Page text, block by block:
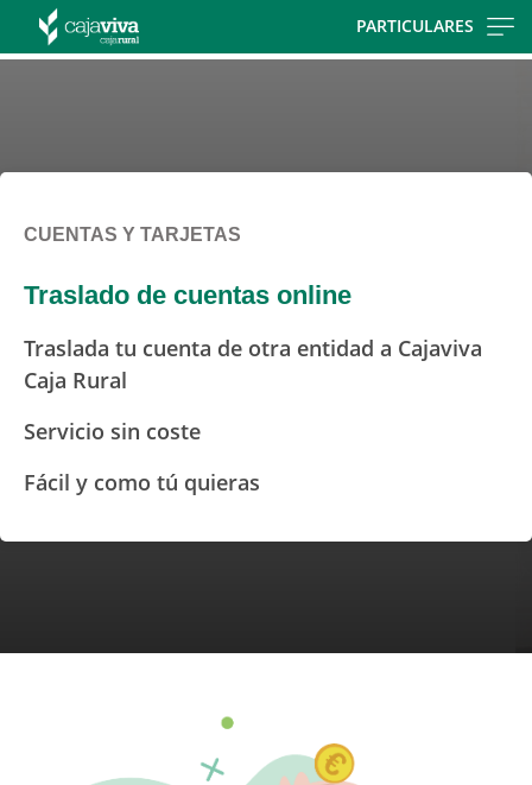
PARTICULARES
CUENTAS Y TARJETAS
Traslado de cuentas online
Traslada tu cuenta de otra entidad a Cajaviva
Caja Rural
Servicio sin coste
Fácil y como tú quieras